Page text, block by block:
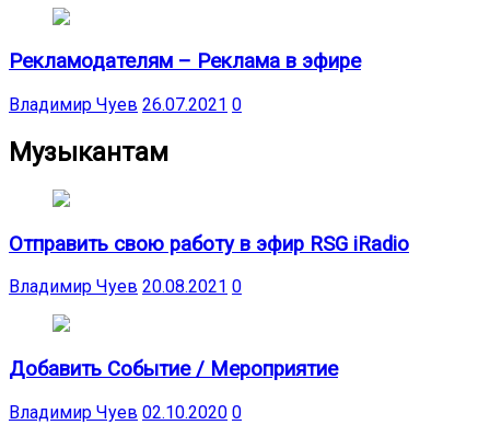
Рекламодателям – Реклама в эфире
Владимир Чуев 26.07.2021 0
Музыкантам
Отправить свою работу в эфир RSG iRadio
Владимир Чуев 20.08.2021 0
Добавить Событие / Мероприятие
Владимир Чуев 02.10.2020 0